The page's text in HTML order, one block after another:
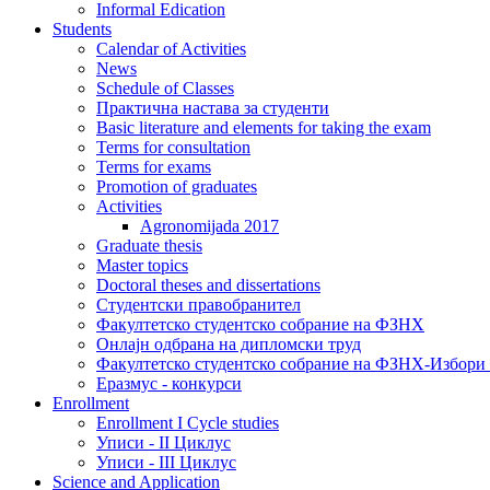
Informal Edication
Students
Calendar of Activities
News
Schedule of Classes
Практична настава за студенти
Basic literature and elements for taking the exam
Terms for consultation
Terms for exams
Promotion of graduates
Activities
Agronomijada 2017
Graduate thesis
Master topics
Doctoral theses and dissertations
Студентски правобранител
Факултетско студентско собрание на ФЗНХ
Онлајн одбрана на дипломски труд
Факултетско студентско собрание на ФЗНХ-
Еразмус - конкурси
Enrollment
Enrollment I Cycle studies
Уписи - II Циклус
Уписи - III Циклус
Science and Application